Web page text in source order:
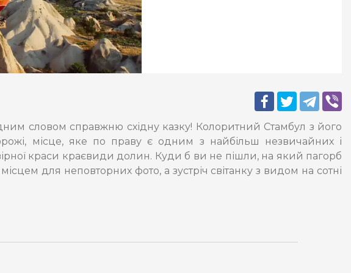
словом справжню східну казку! Колоритний Стамбул з його
місце, яке по праву є одним з найбільш незвичайних і
краси краєвиди долин. Куди б ви не пішли, на який пагорб
для неповторних фото, а зустріч світанку з видом на сотні